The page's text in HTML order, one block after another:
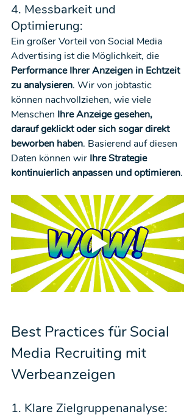
4. Messbarkeit und
Optimierung:
Ein großer Vorteil von Social Media
Advertising ist die Möglichkeit, die
Performance Ihrer Anzeigen in Echtzeit
zu analysieren. Wir von jobtastic
können nachvollziehen, wie viele
Menschen Ihre Anzeige gesehen,
darauf geklickt oder sich sogar direkt
beworben haben. Basierend auf diesen
Daten können wir Ihre Strategie
kontinuierlich anpassen und optimieren.
Best Practices für Social
Media Recruiting mit
Werbeanzeigen
1. Klare Zielgruppenanalyse: